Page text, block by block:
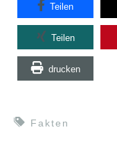
Teilen
Teilen
drucken
Fakten